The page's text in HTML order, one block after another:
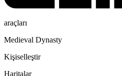
araçları
Medieval Dynasty
Kişiselleştir
Haritalar